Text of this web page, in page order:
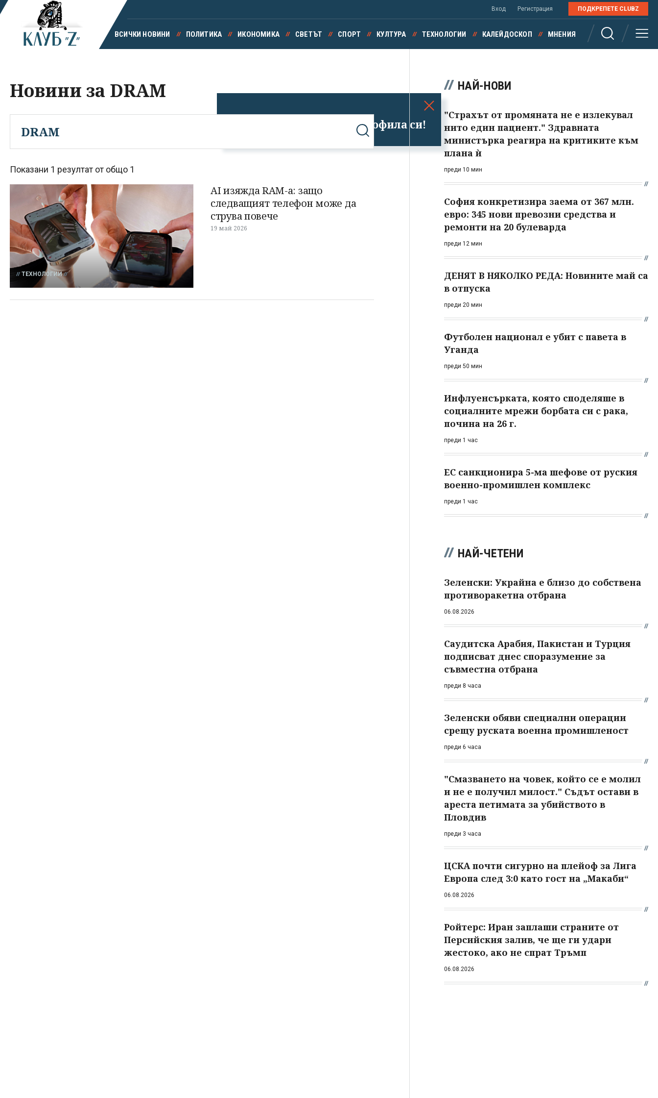
Успешно излязохте от профила си!
Вход Регистрация ПОДКРЕПЕТЕ CLUBZ
ВСИЧКИ НОВИНИ ПОЛИТИКА ИКОНОМИКА СВЕТЪТ СПОРТ КУЛТУРА ТЕХНОЛОГИИ КАЛЕЙДОСКОП МНЕНИЯ
Новини за DRAM
Показани 1 резултат от общо 1
ТЕХНОЛОГИИ
AI изяжда RAM-а: защо
следващият телефон може да
струва повече
19 май 2026
НАЙ-НОВИ
"Страхът от промяната не е излекувал
нито един пациент." Здравната
министърка реагира на критиките към
плана ѝ
преди 10 мин
София конкретизира заема от 367 млн.
евро: 345 нови превозни средства и
ремонти на 20 булеварда
преди 12 мин
ДЕНЯТ В НЯКОЛКО РЕДА: Новините май са
в отпуска
преди 20 мин
Футболен национал е убит с павета в
Уганда
преди 50 мин
Инфлуенсърката, която споделяше в
социалните мрежи борбата си с рака,
почина на 26 г.
преди 1 час
ЕС санкционира 5-ма шефове от руския
военно-промишлен комплекс
преди 1 час
НАЙ-ЧЕТЕНИ
Зеленски: Украйна е близо до собствена
противоракетна отбрана
06.08.2026
Саудитска Арабия, Пакистан и Турция
подписват днес споразумение за
съвместна отбрана
преди 8 часа
Зеленски обяви специални операции
срещу руската военна промишленост
преди 6 часа
"Смазването на човек, който се е молил
и не е получил милост." Съдът остави в
ареста петимата за убийството в
Пловдив
преди 3 часа
ЦСКА почти сигурно на плейоф за Лига
Европа след 3:0 като гост на „Макаби“
06.08.2026
Ройтерс: Иран заплаши страните от
Персийския залив, че ще ги удари
жестоко, ако не спрат Тръмп
06.08.2026